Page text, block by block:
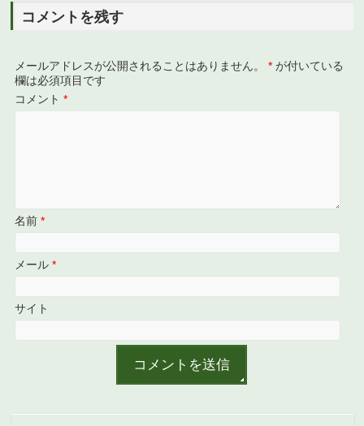
コメントを残す
メールアドレスが公開されることはありません。 * が付いている
欄は必須項目です
コメント*
名前*
メール*
サイト